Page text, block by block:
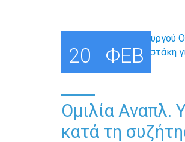
20 ΦΕΒ
Ομιλία Αναπλ.
κατά τη